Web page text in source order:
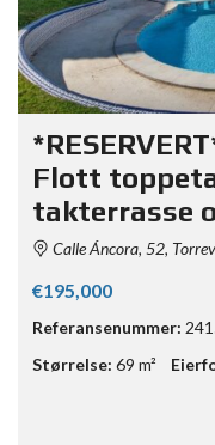
Flott
takterrasse
Calle Áncora, 52,
€195,000
Referansenummer:
Størrelse: 69 m²